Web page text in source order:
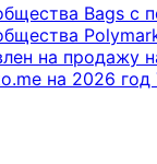
Bags с
на продажу
на 2026 год